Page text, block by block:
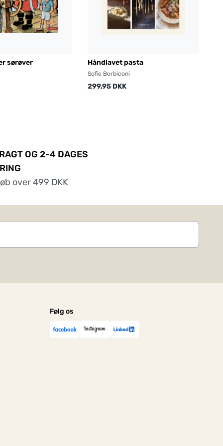
sørøver Håndlavet pasta
Sofie Borbiconi
299,95 DKK
OG 2-4 DAGES
over 499 DKK
Følg os